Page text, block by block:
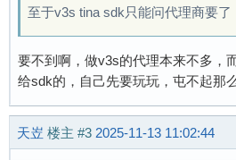
至于v3s tina sdk只能问代理商要了
要不到啊，做v3s的代理本来不多，
给sdk的，自己先要玩玩，屯不起那
天岦 楼主 #3 2025-11-13 11:02:44